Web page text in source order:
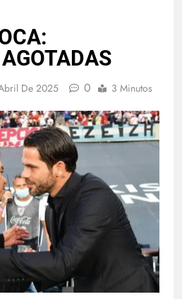
De 2025 0 3 Minutos